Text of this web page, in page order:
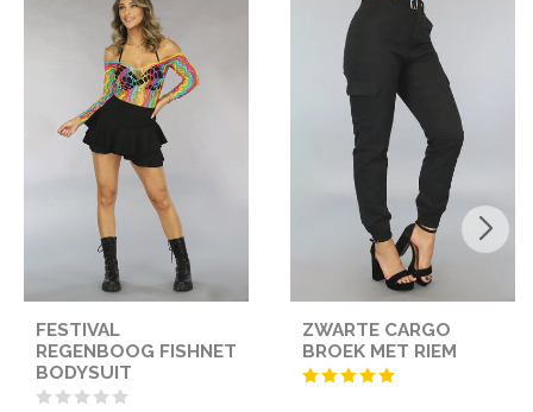
FESTIVAL
REGENBOOG FISHNET
BODYSUIT
ZWARTE CARGO
BROEK MET RIEM